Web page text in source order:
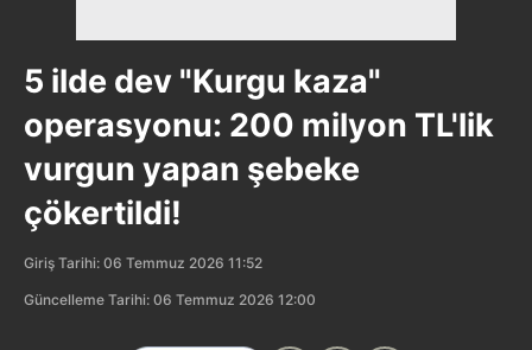
5 ilde dev "Kurgu kaza"
operasyonu: 200 milyon TL'lik
vurgun yapan şebeke
çökertildi!
Giriş Tarihi: 06 Temmuz 2026 11:52
Güncelleme Tarihi: 06 Temmuz 2026 12:00